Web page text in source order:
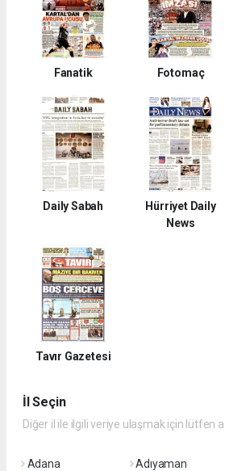
Fanatik Fotomaç
Daily Sabah
Hürriyet Daily
News
Tavır Gazetesi
İl Seçin
Diğer il ile ilgili veriye ulaşmak için lütfen
Adana Adıyaman